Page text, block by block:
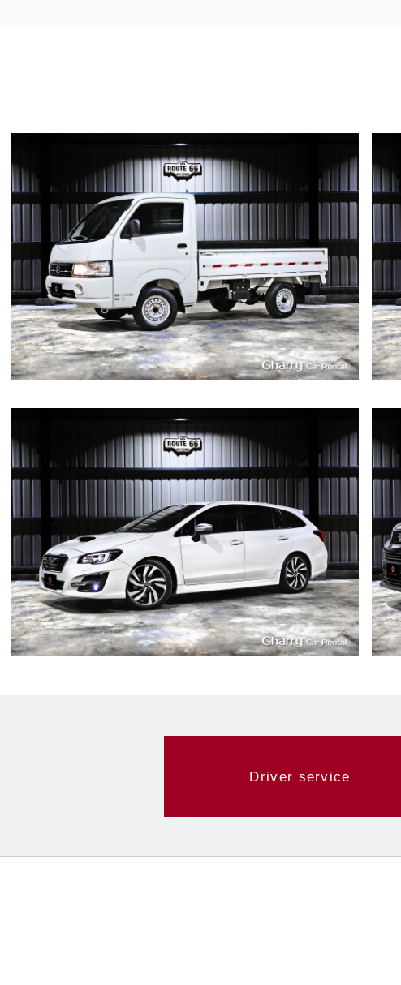
Driver service